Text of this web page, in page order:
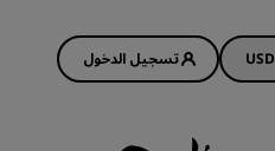
USD تسجيل الدخول